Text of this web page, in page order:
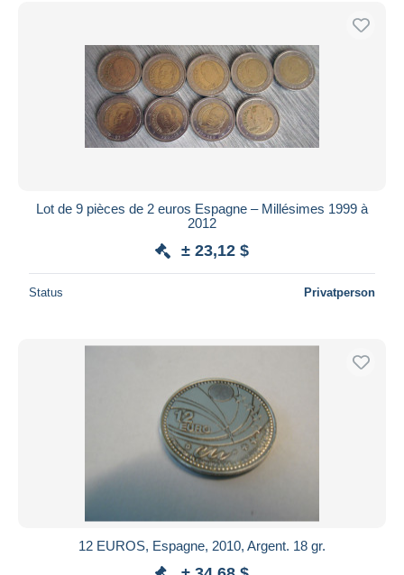
Lot de 9 pièces de 2 euros Espagne – Millésimes 1999 à
2012
± 23,12 $
Status Privatperson
12 EUROS, Espagne, 2010, Argent. 18 gr.